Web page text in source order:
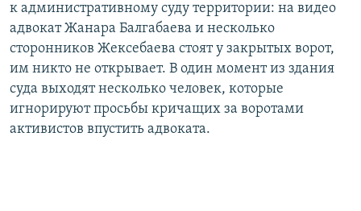
к административному суду территории: на видео
адвокат Жанара Балгабаева и несколько
сторонников Жексебаева стоят у закрытых ворот,
им никто не открывает. В один момент из здания
суда выходят несколько человек, которые
игнорируют просьбы кричащих за воротами
активистов впустить адвоката.